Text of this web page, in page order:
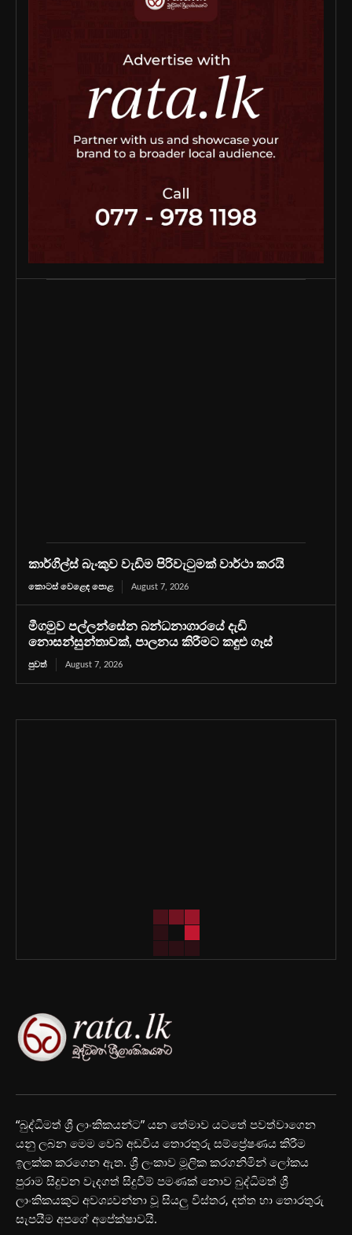
කාර්ගිල්ස් බැංකුව වැඩිම පිරිවැටුමක් වාර්ථා කරයි
කොටස් වෙළෙඳ පොළ August 7, 2026
මීගමුව පල්ලන්සේන බන්ධනාගාරයේ දැඩි
නොසන්සුන්තාවක්, පාලනය කිරීමට කඳුළු ගෑස්
පුවත් August 7, 2026
“බුද්ධිමත් ශ්‍රී ලාංකිකයන්ට” යන තේමාව යටතේ පවත්වාගෙන
යනු ලබන මෙම වෙබ් අඩවිය තොරතුරු සම්ප්‍රේෂණය කිරීම
ඉලක්ක කරගෙන ඇත. ශ්‍රී ලංකාව මූලික කරගනිමින් ලෝකය
පුරාම සිදුවන වැදගත් සිදුවීම් පමණක් නොව බුද්ධිමත් ශ්‍රී
ලාංකිකයකුට අවශ්‍යවන්නා වූ සියලු විස්තර, දත්ත හා තොරතුරු
සැපයීම අපගේ අපේක්ෂාවයි.